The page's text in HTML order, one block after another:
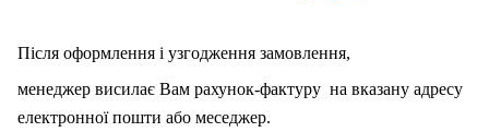
Після оформлення і узгодження замовлення,
менеджер висилає Вам рахунок-фактуру на вказану адресу
електронної пошти або меседжер.